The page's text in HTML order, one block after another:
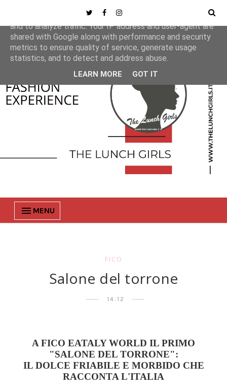
MENU
FICO
Salone del torrone
14:12
A FICO EATALY WORLD IL PRIMO
"SALONE DEL TORRONE":
IL DOLCE FRIABILE E MORBIDO CHE
RACCONTA L'ITALIA
This site uses cookies from Google to deliver its services
and to analyze traffic. Your IP address and user-agent are
shared with Google along with performance and security
metrics to ensure quality of service, generate usage
statistics, and to detect and address abuse.
LEARN MORE GOT IT